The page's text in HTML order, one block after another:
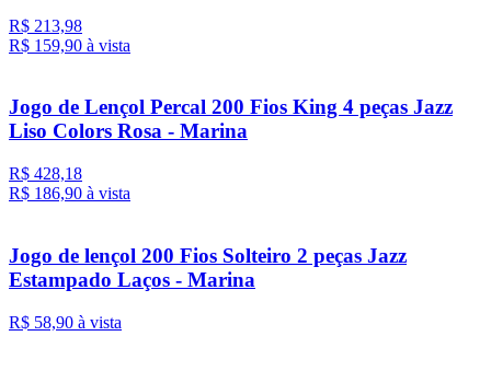
R$ 213,98
R$ 159,90 à vista
Jogo de Lençol Percal 200 Fios King 4 peças Jazz
Liso Colors Rosa - Marina
R$ 428,18
R$ 186,90 à vista
Jogo de lençol 200 Fios Solteiro 2 peças Jazz
Estampado Laços - Marina
R$ 58,90 à vista